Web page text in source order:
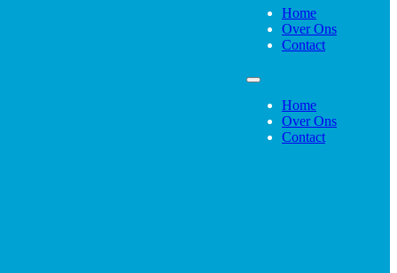
Home
Over Ons
Contact
Home
Over Ons
Contact